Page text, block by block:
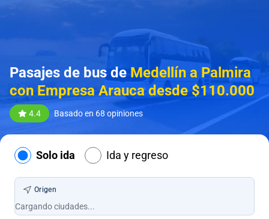
Pasajes de bus de Medellín a Palmira
con Empresa Arauca desde $110.000
4.4 Basado en 68 opiniones
Solo ida Ida y regreso
Origen